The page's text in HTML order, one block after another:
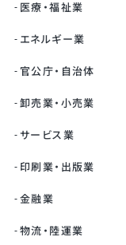
医療・福祉業
エネルギー業
官公庁・自治体
卸売業・小売業
サービス業
印刷業・出版業
金融業
物流・陸運業